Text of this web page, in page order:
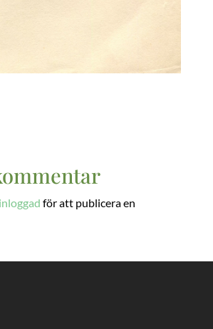
inloggad för att publicera en